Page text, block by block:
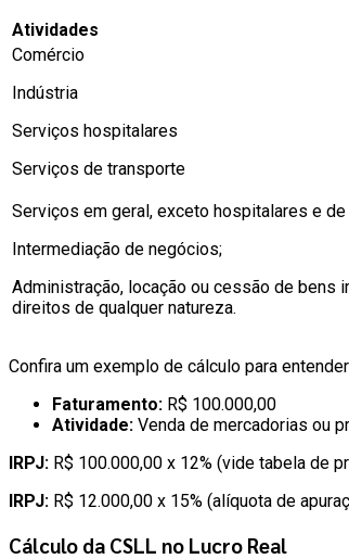
Atividades
Comércio
Indústria
Serviços hospitalares
Serviços de transporte
Serviços em geral, exceto hospitalares e
Intermediação de negócios;
Administração, locação ou cessão de bens
direitos de qualquer natureza.
Confira um exemplo de cálculo para
Faturamento: R$ 100.000,00
Atividade: Venda de mercadorias ou
IRPJ: R$ 100.000,00 x 12% (vide tabela de
IRPJ: R$ 12.000,00 x 15% (alíquota de
Cálculo da CSLL no Lucro Real